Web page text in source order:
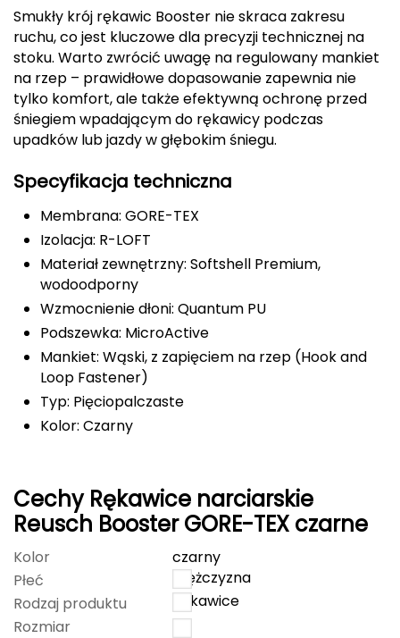
GIVOVA
GSI Outdoors
Gear Aid
Gerber
Giant Dragon
Gilmonte
Giro
Grand Trunk
Gregory
Grivel
H
HMS
HMS PREMIUM
Smukły krój rękawic Booster nie skraca zakresu
ruchu, co jest kluczowe dla precyzji technicznej na
stoku. Warto zwrócić uwagę na regulowany mankiet
na rzep – prawidłowe dopasowanie zapewnia nie
tylko komfort, ale także efektywną ochronę przed
śniegiem wpadającym do rękawicy podczas
upadków lub jazdy w głębokim śniegu.
Specyfikacja techniczna
Membrana: GORE-TEX
Izolacja: R-LOFT
Materiał zewnętrzny: Softshell Premium,
wodoodporny
Wzmocnienie dłoni: Quantum PU
Podszewka: MicroActive
Mankiet: Wąski, z zapięciem na rzep (Hook and
Loop Fastener)
Typ: Pięciopalczaste
Kolor: Czarny
Cechy Rękawice narciarskie
Reusch Booster GORE-TEX czarne
Kolor
czarny
Płeć
mężczyzna
Rodzaj produktu
Rękawice
Rozmiar